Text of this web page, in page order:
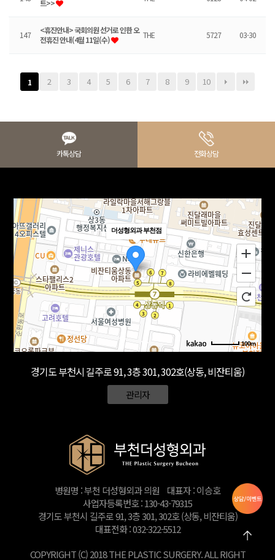
트>>
147
<휴진안내> 국회의원 선거로 인한 오
전휴진 안내(4월 11일(수)
THE 5727 03-30
1 2 3 4 5 6 7 8 9 10
카톡상담 전화상담
더성형외과 부천점
100m
경기도 부천시 길주로 91, 3층 301, 302호(상동, 비잔티움)
관리자
병원명 : 부천 더성형외과 의원
대표자 : 이승호
사업자등록번호 : 130-43-79315
경기도 부천시 길주로 91, 3층 301, 302호 (상동, 비잔티움)
대표전화 : 032-322-5512
COPYRIGHT (C) 2018 THE PLASTIC SURGERY. ALL RIGHT